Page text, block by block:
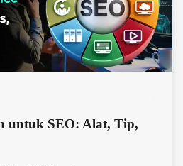
untuk SEO: Alat, Tip,